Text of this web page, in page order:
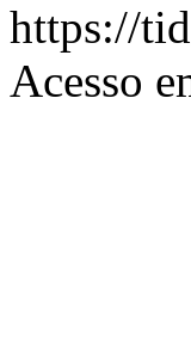
https://
Acesso